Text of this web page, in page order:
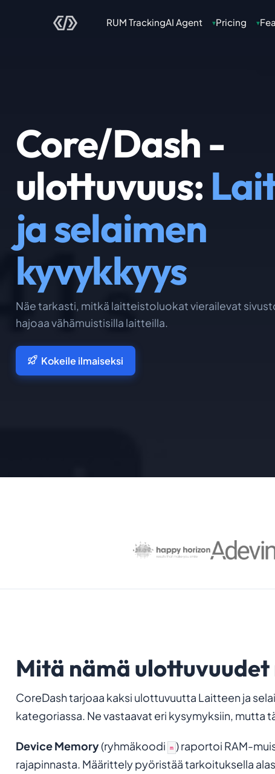
RUM TrackingAI Agent ▾Pricing ▾
Core/Dash -
ulottuvuus:
ja selaimen
kyvykkyys
Näe tarkasti, mitkä laitteistoluokat vierailevat
hajoaa vähämuistisilla laitteilla.
Kokeile ilmaiseksi
Mitä nämä
CoreDash tarjoaa kaksi ulottuvuutta Laitteen ja
kategoriassa. Ne vastaavat eri kysymyksiin, mutta
Device Memory(ryhmäkoodi m ) raportoi RAM-
rajapinnasta. Määrittely pyöristää tarkoituksella